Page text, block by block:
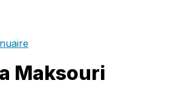
Maksouri